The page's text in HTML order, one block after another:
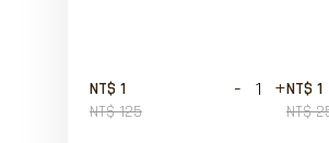
NT$ 1
NT$ 125
- +NT$ 1
NT$